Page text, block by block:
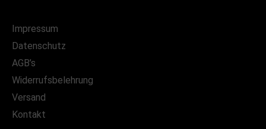
Impressum
Datenschutz
AGB’s
Widerrufsbelehrung
Versand
Kontakt